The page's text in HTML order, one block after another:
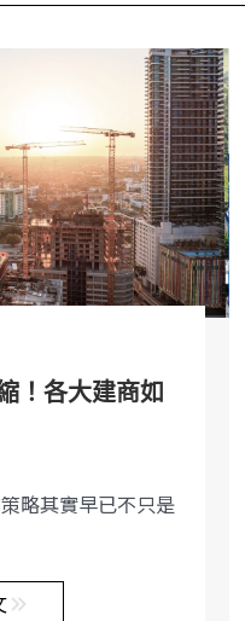
！各大建商如
略其實早已不只是